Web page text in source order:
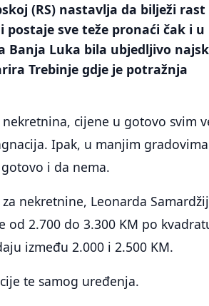
(RS) nastavlja da bilježi rast
sve teže pronaći čak i u
Banja Luka bila ubjedljivo
Trebinje gdje je potražnja
cijene u gotovo svim
Ipak, u manjim gradovima
i da nema.
nekretnine, Leonarda
2.700 do 3.300 KM po
između 2.000 i 2.500 KM.
te samog uređenja.